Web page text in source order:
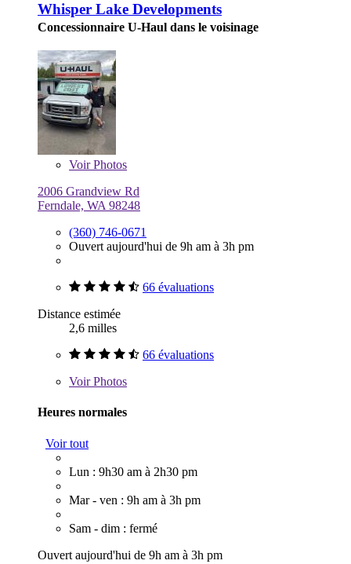
Whisper Lake Developments
Concessionnaire U-Haul dans le voisinage
VoirPhotos
2006 Grandview Rd
Ferndale, WA 98248
(360) 746-0671
Ouvert aujourd'hui de 9h am à 3h pm
66 évaluations
Distance estimée
2,6 milles
66 évaluations
VoirPhotos
Heures normales
Voir tout
Lun : 9h30 am à 2h30 pm
Mar - ven : 9h am à 3h pm
Sam - dim : fermé
Ouvert aujourd'hui de 9h am à 3h pm